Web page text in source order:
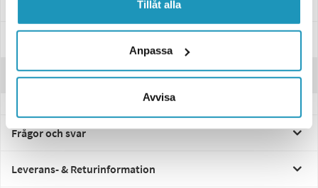
Tillåt alla
Anpassa
Avvisa
Kulhållare för gasfjäder till släpvagn, utförande: MetallL=19M8
Recensioner
Frågor och svar
Leverans- & Returinformation